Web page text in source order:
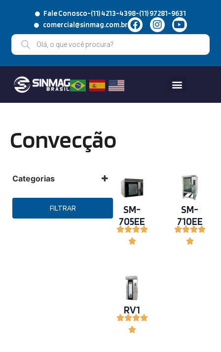
Fale Conosco-(11) 4213-4398-(11) 97281-9631
comercial@sinmag.com.br
Convecção
Categorias
Convecção
Mercados
Confeiteiras
FILTRAR
SM-
705EE
SM-
710EE
RV1